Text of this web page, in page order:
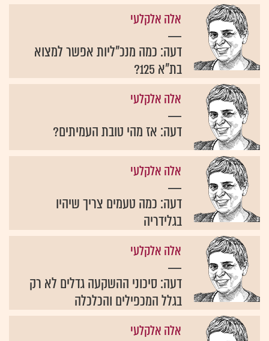
אלה אלקלעי
דעה: כמה מנכ"ליות אפשר למצוא
בת"א 125?
אלה אלקלעי
דעה: אז מהי טובת העמיתים?
אלה אלקלעי
דעה: כמה טעמים צריך שיהיו
בגלידריה
אלה אלקלעי
דעה: סיכוני ההשקעה גדלים לא רק
בגלל המכפילים והכלכלה
אלה אלקלעי